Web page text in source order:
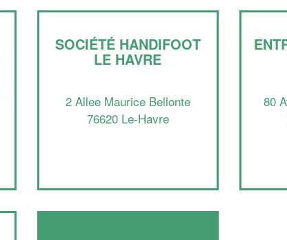
SOCIÉTÉ HANDIFOOT
LE HAVRE
2 Allee Maurice Bellonte
76620 Le-Havre
80